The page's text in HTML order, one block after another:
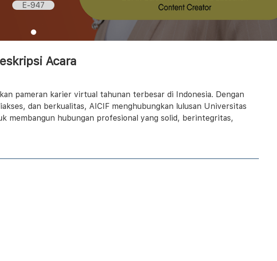
E-947
Acara
pameran karier virtual tahunan terbesar di Indonesia. Dengan
dan berkualitas, AICIF menghubungkan lulusan Universitas
membangun hubungan profesional yang solid, berintegritas,